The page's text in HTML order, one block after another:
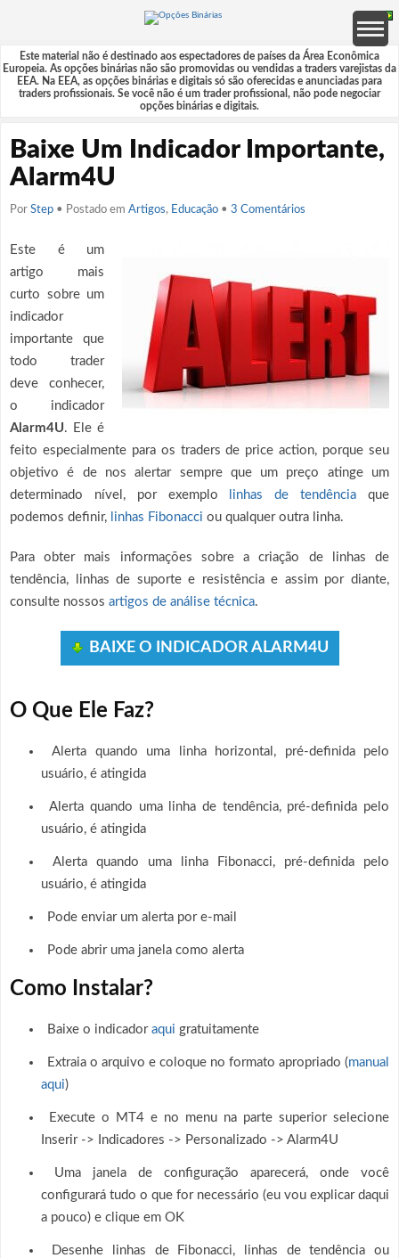
Este material não é destinado aos espectadores de países da Área Econômica
Europeia. As opções binárias não são promovidas ou vendidas a traders varejistas da
EEA. Na EEA, as opções binárias e digitais só são oferecidas e anunciadas para
traders profissionais. Se você não é um trader profissional, não pode negociar
opções binárias e digitais.
Baixe Um Indicador Importante,
Alarm4U
Por Step • Postado em Artigos, Educação • 3 Comentários
Este é um
artigo mais
curto sobre um
indicador
importante que
todo trader
deve conhecer,
o indicador
Alarm4U. Ele é
feito especialmente para os traders de price action, porque seu
objetivo é de nos alertar sempre que um preço atinge um
determinado nível, por exemplo
linhas de tendência que
podemos definir, linhas Fibonacci ou qualquer outra linha.
Para obter mais informações sobre a criação de linhas de
tendência, linhas de suporte e resistência e assim por diante,
consulte nossos artigos de análise técnica.
BAIXE O INDICADOR ALARM4U
O Que Ele Faz?
Alerta quando uma linha horizontal, pré-definida pelo
usuário, é atingida
Alerta quando uma linha de tendência, pré-definida pelo
usuário, é atingida
Alerta quando uma linha Fibonacci, pré-definida pelo
usuário, é atingida
Pode enviar um alerta por e-mail
Pode abrir uma janela como alerta
Como Instalar?
Baixe o indicador aqui gratuitamente
Extraia o arquivo e coloque no formato apropriado (manual
aqui)
Execute o MT4 e no menu na parte superior selecione
Inserir -> Indicadores -> Personalizado -> Alarm4U
Uma janela de configuração aparecerá, onde você
configurará tudo o que for necessário (eu vou explicar daqui
a pouco) e clique em OK
Desenhe linhas de Fibonacci, linhas de tendência ou